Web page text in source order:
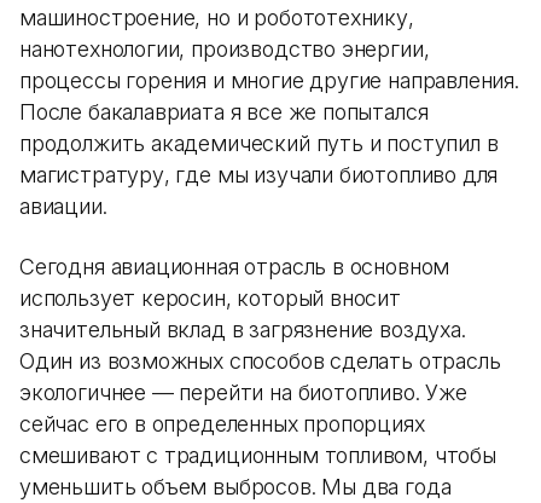
машиностроение, но и робототехнику,
нанотехнологии, производство энергии,
процессы горения и многие другие направления.
После бакалавриата я все же попытался
продолжить академический путь и поступил в
магистратуру, где мы изучали биотопливо для
авиации.
Сегодня авиационная отрасль в основном
использует керосин, который вносит
значительный вклад в загрязнение воздуха.
Один из возможных способов сделать отрасль
экологичнее — перейти на биотопливо. Уже
сейчас его в определенных пропорциях
смешивают с традиционным топливом, чтобы
уменьшить объем выбросов. Мы два года